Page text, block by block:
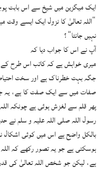
ایک میگزین میں شیخ سے اس بابت
“اللہ تعالیٰ کا نزول ایک ایسے وقت
نہیں جانتا”؟
آپ نے اس کا جواب دیا کہ
میری خواہش ہے کہ کاتب اس طرح
جگہ بہت خطرناک ہے اور سخت
صفات میں سے ایک صفت کا ہے، یہ
پھر قلم سے لغزش ہوئی ہے چونکہ
رسول اللہ صلی اللہ علیہ و سلم نے
بالکل واضح ہے اس میں کوئی
ہوسکتی ہے جو یہ تصور رکھے کہ
ہے، لیکن جو شخص اللہ تعالیٰ کی